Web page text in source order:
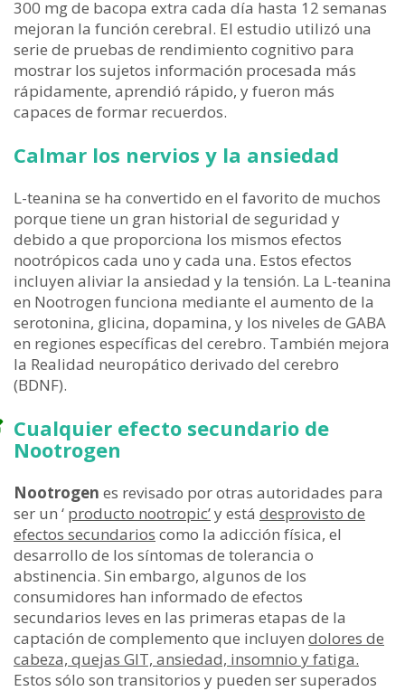
300 mg de bacopa extra cada día hasta 12 semanas
mejoran la función cerebral. El estudio utilizó una
serie de pruebas de rendimiento cognitivo para
mostrar los sujetos información procesada más
rápidamente, aprendió rápido, y fueron más
capaces de formar recuerdos.
Calmar los nervios y la ansiedad
L-teanina se ha convertido en el favorito de muchos
porque tiene un gran historial de seguridad y
debido a que proporciona los mismos efectos
nootrópicos cada uno y cada una. Estos efectos
incluyen aliviar la ansiedad y la tensión. La L-teanina
en Nootrogen funciona mediante el aumento de la
serotonina, glicina, dopamina, y los niveles de GABA
en regiones específicas del cerebro. También mejora
la Realidad neuropático derivado del cerebro
(BDNF).
Cualquier efecto secundario de
Nootrogen
Nootrogen es revisado por otras autoridades para
ser un ‘ producto nootropic’y está desprovisto de
efectos secundarios como la adicción física, el
desarrollo de los síntomas de tolerancia o
abstinencia. Sin embargo, algunos de los
consumidores han informado de efectos
secundarios leves en las primeras etapas de la
captación de complemento que incluyen dolores de
cabeza, quejas GIT, ansiedad, insomnio y fatiga.
Estos sólo son transitorios y pueden ser superados